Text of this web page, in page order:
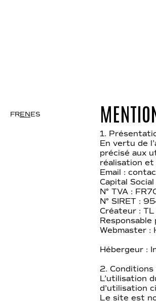
FRENES
1.
En vertu de
précisé aux
réalisation et
Email :
Capital
N° TVA :
N° SIRET :
Créateur : TL
Responsable
Webmaster :
Hébergeur :
2.
L’utilisation
d’utilisation
Le site est